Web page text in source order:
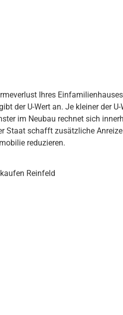
Ihres
der U-Wert an. Je kleiner der
im Neubau rechnet sich
Staat schafft zusätzliche
reduzieren.